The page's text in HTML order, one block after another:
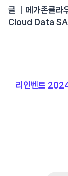
글 │메가존클
Cloud Data SA
리인벤트